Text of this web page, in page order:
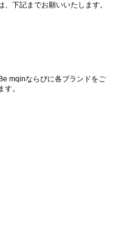
下記までお願いいたします。
mqinならびに各ブランドをご
。